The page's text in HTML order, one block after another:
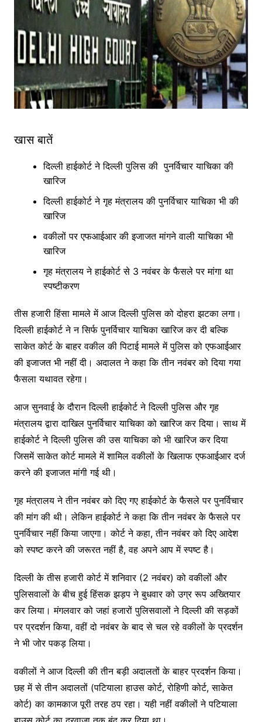
खास बातें
दिल्ली हाईकोर्ट ने दिल्ली पुलिस की पुनर्विचार याचिका की
खारिज
दिल्ली हाईकोर्ट ने गृह मंत्रालय की पुनर्विचार याचिका भी की
खारिज
वकीलों पर एफआईआर की इजाजत मांगने वाली याचिका भी
खारिज
गृह मंत्रालय ने हाईकोर्ट से 3 नवंबर के फैसले पर मांगा था
स्पष्टीकरण
तीस हजारी हिंसा मामले में आज दिल्ली पुलिस को दोहरा झटका लगा।
दिल्ली हाईकोर्ट ने न सिर्फ पुनर्विचार याचिका खारिज कर दी बल्कि
साकेत कोर्ट के बाहर वकील की पिटाई मामले में पुलिस को एफआईआर
की इजाजत भी नहीं दी। अदालत ने कहा कि तीन नवंबर को दिया गया
फैसला यथावत रहेगा।
आज सुनवाई के दौरान दिल्ली हाईकोर्ट ने दिल्ली पुलिस और गृह
मंत्रालय द्वारा दाखिल पुनर्विचार याचिका को खारिज कर दिया। साथ में
हाईकोर्ट ने दिल्ली पुलिस की उस याचिका को भी खारिज कर दिया
जिसमें साकेत कोर्ट मामले में शामिल वकीलों के खिलाफ एफआईआर दर्ज
करने की इजाजत मांगी गई थी।
गृह मंत्रालय ने तीन नवंबर को दिए गए हाईकोर्ट के फैसले पर पुनर्विचार
की मांग की थी। लेकिन हाईकोर्ट ने कहा कि तीन नवंबर के फैसले पर
पुनर्विचार नहीं किया जाएगा। कोर्ट ने कहा, तीन नवंबर को दिए आदेश
को स्पष्ट करने की जरूरत नहीं है, वह अपने आप में स्पष्ट है।
दिल्ली के तीस हजारी कोर्ट में शनिवार (2 नवंबर) को वकीलों और
पुलिसवालों के बीच हुई हिंसक झड़प ने बुधवार को उग्र रूप अख्तियार
कर लिया। मंगलवार को जहां हजारों पुलिसवालों ने दिल्ली की सड़कों
पर प्रदर्शन किया, वहीं दो नवंबर के बाद से चल रहे वकीलों के प्रदर्शन
ने भी जोर पकड़ लिया।
वकीलों ने आज दिल्ली की तीन बड़ी अदालतों के बाहर प्रदर्शन किया।
छह में से तीन अदालतों (पटियाला हाउस कोर्ट, रोहिणी कोर्ट, साकेत
कोर्ट) का कामकाज पूरी तरह ठप रहा। यही नहीं वकीलों ने पटियाला